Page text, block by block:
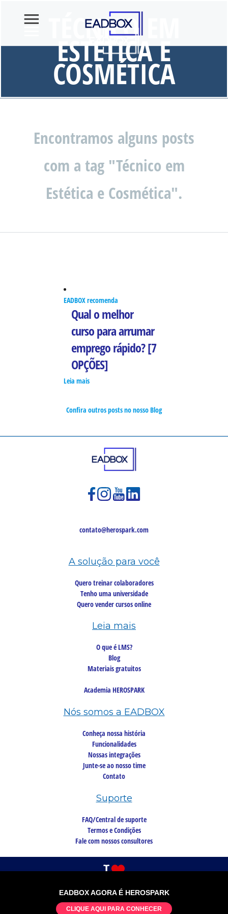
EADBOX AGORA É HEROSPARK
CLIQUE AQUI PARA CONHECER
TÉCNICO EM
ESTÉTICA E
COSMÉTICA
Encontramos alguns posts
com a tag "Técnico em
Estética e Cosmética".
EADBOX recomenda
Qual o melhor
curso para arrumar
emprego rápido? [7
OPÇÕES]
Leia mais
Confira outros posts no nosso Blog
contato@herospark.com
A solução para você
Quero treinar colaboradores
Tenho uma universidade
Quero vender cursos online
Leia mais
O que é LMS?
Blog
Materiais gratuitos
Academia HEROSPARK
Nós somos a EADBOX
Conheça nossa história
Funcionalidades
Nossas integrações
Junte-se ao nosso time
Contato
Suporte
FAQ/Central de suporte
Termos e Condições
Fale com nossos consultores
©2026 Copyright, todos os direitos reservados